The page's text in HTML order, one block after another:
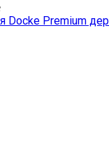
Docke Premium